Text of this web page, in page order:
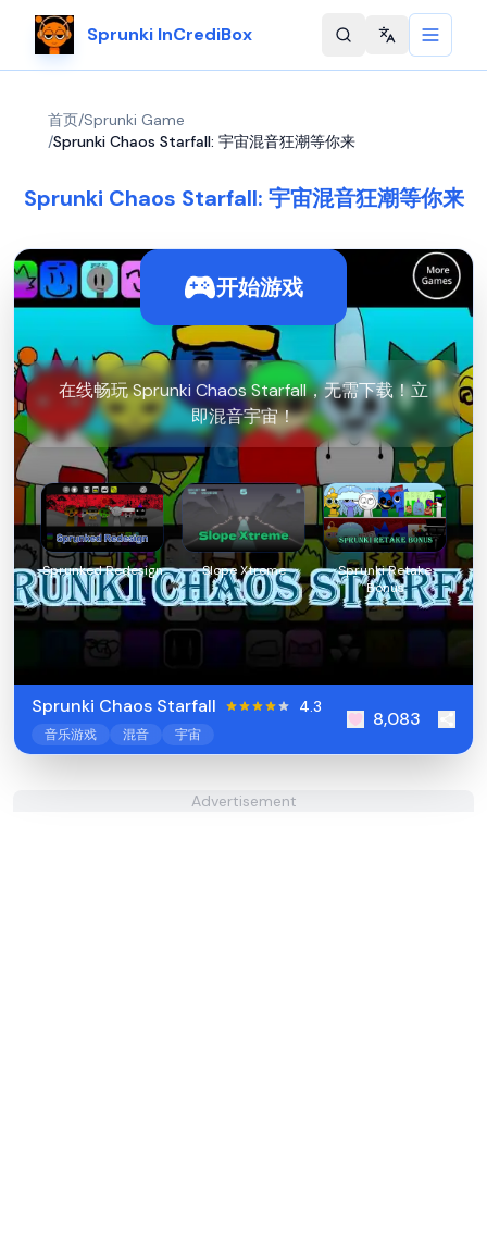
Sprunki InCrediBox Change
首页/Sprunki Game
/Sprunki Chaos Starfall: 宇宙混音狂潮等你来
Sprunki Chaos Starfall: 宇宙混音狂潮等你来
开始游戏
在线畅玩 Sprunki Chaos Starfall，无需下载！立
即混音宇宙！
Sprunked Redesign Slope Xtreme
Sprunki Retake
Bonus
Sprunki Chaos Starfall 4.3
音乐游戏 混音 宇宙
8,083
Advertisement